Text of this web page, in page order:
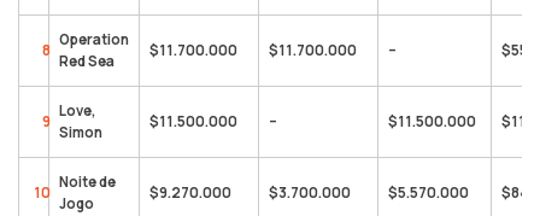
8
Operation
Red Sea
$11.700.000 $11.700.000 –
9
Love,
Simon
$11.500.000 – $11.500.000
10
Noite de
Jogo
$9.270.000 $3.700.000 $5.570.000